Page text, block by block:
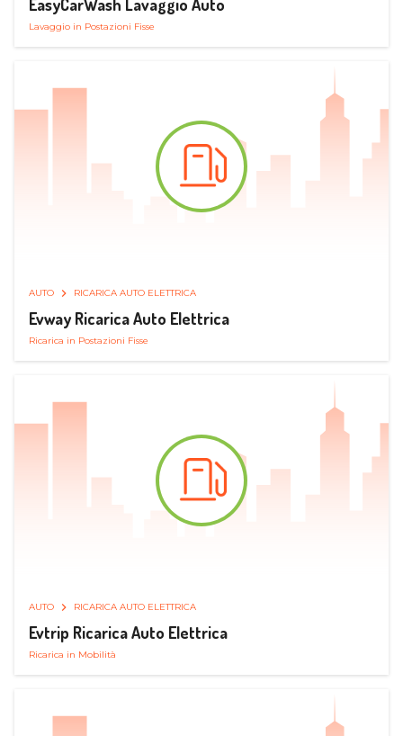
EasyCarWash Lavaggio Auto
Lavaggio in Postazioni Fisse
AUTO RICARICA AUTO ELETTRICA
Evway Ricarica Auto Elettrica
Ricarica in Postazioni Fisse
AUTO RICARICA AUTO ELETTRICA
Evtrip Ricarica Auto Elettrica
Ricarica in Mobilità